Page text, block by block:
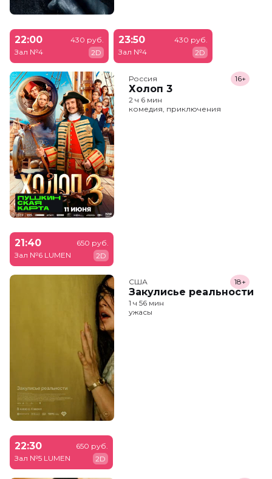
22:00
Зал №4
430 руб.
2D
23:50
Зал №4
430 руб.
2D
Россия
Холоп 3
16+
2 ч 6 мин
комедия, приключения
21:40
Зал №6 LUMEN
650 руб.
2D
США
Закулисье реальности
18+
1 ч 56 мин
ужасы
22:30
Зал №5 LUMEN
650 руб.
2D